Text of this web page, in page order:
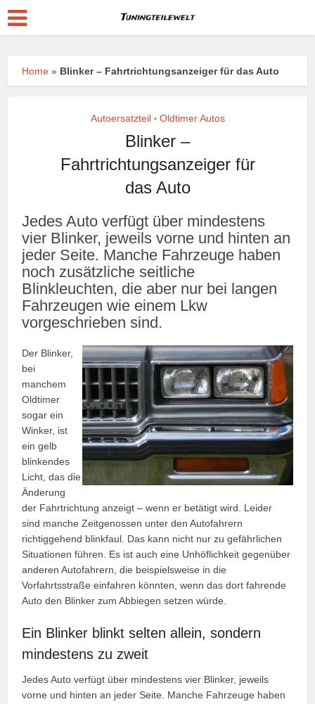
Home » Blinker – Fahrtrichtungsanzeiger für das Auto
Autoersatzteil • Oldtimer Autos
Blinker –
Fahrtrichtungsanzeiger für
das Auto
Jedes Auto verfügt über mindestens
vier Blinker, jeweils vorne und hinten an
jeder Seite. Manche Fahrzeuge haben
noch zusätzliche seitliche
Blinkleuchten, die aber nur bei langen
Fahrzeugen wie einem Lkw
vorgeschrieben sind.
Der Blinker,
bei
manchem
Oldtimer
sogar ein
Winker, ist
ein gelb
blinkendes
Licht, das die
Änderung
der Fahrtrichtung anzeigt – wenn er betätigt wird. Leider
sind manche Zeitgenossen unter den Autofahrern
richtiggehend blinkfaul. Das kann nicht nur zu gefährlichen
Situationen führen. Es ist auch eine Unhöflichkeit gegenüber
anderen Autofahrern, die beispielsweise in die
Vorfahrtsstraße einfahren könnten, wenn das dort fahrende
Auto den Blinker zum Abbiegen setzen würde.
Ein Blinker blinkt selten allein, sondern
mindestens zu zweit
Jedes Auto verfügt über mindestens vier Blinker, jeweils
vorne und hinten an jeder Seite. Manche Fahrzeuge haben